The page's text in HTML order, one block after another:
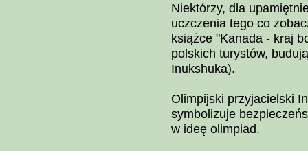
Niektórzy, dla
uczczenia tego co
książce "Kanada - kraj
polskich turystów,
Inukshuka).
Olimpijski przyjacielski
symbolizuje
w ideę olimpiad.